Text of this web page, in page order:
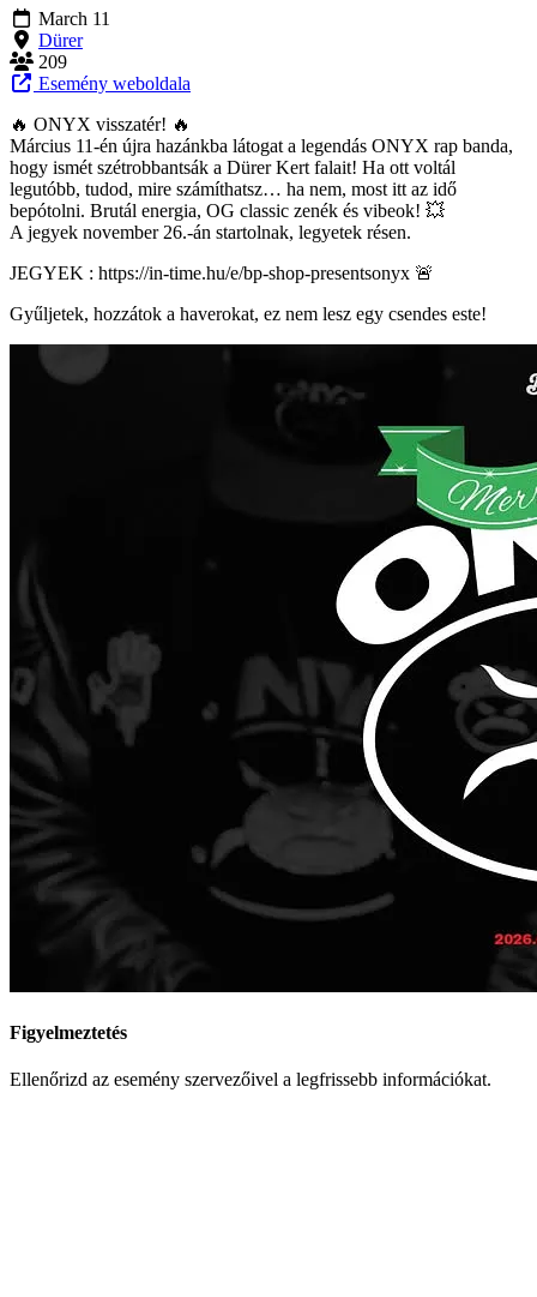
March 11
Dürer
209
Esemény weboldala
🔥 ONYX visszatér! 🔥
Március 11-én újra hazánkba látogat a legendás ONYX rap banda,
hogy ismét szétrobbantsák a Dürer Kert falait! Ha ott voltál
legutóbb, tudod, mire számíthatsz… ha nem, most itt az idő
bepótolni. Brutál energia, OG classic zenék és vibeok! 💥
A jegyek november 26.-án startolnak, legyetek résen.
JEGYEK : https://in-time.hu/e/bp-shop-presentsonyx 🚨
Gyűljetek, hozzátok a haverokat, ez nem lesz egy csendes este!
Figyelmeztetés
Ellenőrizd az esemény szervezőivel a legfrissebb információkat.